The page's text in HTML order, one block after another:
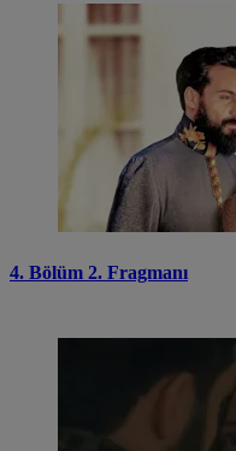
4. Bölüm 2. Fragmanı